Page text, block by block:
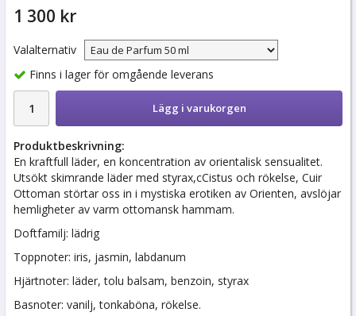
1 300 kr
Valalternativ
Finns i lager för omgående leverans
Lägg i varukorgen
Produktbeskrivning:
En kraftfull läder, en koncentration av orientalisk sensualitet.
Utsökt skimrande läder med styrax,cCistus och rökelse, Cuir
Ottoman störtar oss in i mystiska erotiken av Orienten, avslöjar
hemligheter av varm ottomansk hammam.
Doftfamilj: lädrig
Toppnoter: iris, jasmin, labdanum
Hjärtnoter: läder, tolu balsam, benzoin, styrax
Basnoter: vanilj, tonkaböna, rökelse.